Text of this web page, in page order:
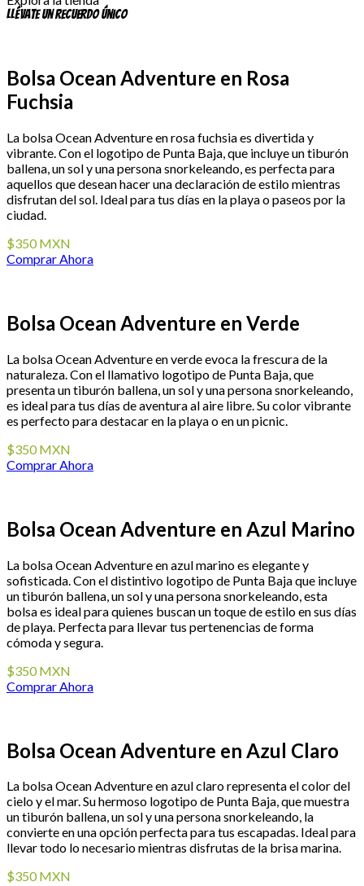
Llévate un recuerdo único
Bolsa Ocean Adventure en Rosa
Fuchsia
La bolsa Ocean Adventure en rosa fuchsia es divertida y
vibrante. Con el logotipo de Punta Baja, que incluye un tiburón
ballena, un sol y una persona snorkeleando, es perfecta para
aquellos que desean hacer una declaración de estilo mientras
disfrutan del sol. Ideal para tus días en la playa o paseos por la
ciudad.
$350 MXN
Comprar Ahora
Bolsa Ocean Adventure en Verde
La bolsa Ocean Adventure en verde evoca la frescura de la
naturaleza. Con el llamativo logotipo de Punta Baja, que
presenta un tiburón ballena, un sol y una persona snorkeleando,
es ideal para tus días de aventura al aire libre. Su color vibrante
es perfecto para destacar en la playa o en un picnic.
$350 MXN
Comprar Ahora
Bolsa Ocean Adventure en Azul Marino
La bolsa Ocean Adventure en azul marino es elegante y
sofisticada. Con el distintivo logotipo de Punta Baja que incluye
un tiburón ballena, un sol y una persona snorkeleando, esta
bolsa es ideal para quienes buscan un toque de estilo en sus días
de playa. Perfecta para llevar tus pertenencias de forma
cómoda y segura.
$350 MXN
Comprar Ahora
Bolsa Ocean Adventure en Azul Claro
La bolsa Ocean Adventure en azul claro representa el color del
cielo y el mar. Su hermoso logotipo de Punta Baja, que muestra
un tiburón ballena, un sol y una persona snorkeleando, la
convierte en una opción perfecta para tus escapadas. Ideal para
llevar todo lo necesario mientras disfrutas de la brisa marina.
$350 MXN